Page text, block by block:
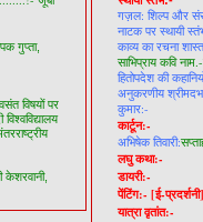
गुप्ता,
विषयों पर
केशरवानी,
गज़ल: शिल्प और
नाटक पर स्थायी
काव्य का रचना
साभिप्राय कवि
हितोपदेश की
अनुकरणीय
कुमार:-
कार्टून:-
अभिषेक तिवारी:
लघु कथा:-
डायरी:-
पेंटिंग:- [ई-
यात्रा वृतांत:-